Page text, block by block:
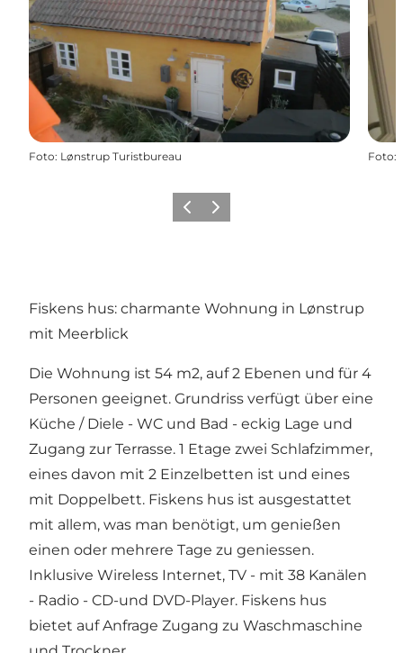
Foto: Lønstrup Turistbureau Foto:
ZurückWeiter
Fiskens hus: charmante Wohnung in Lønstrup
mit Meerblick
Die Wohnung ist 54 m2, auf 2 Ebenen und für 4
Personen geeignet. Grundriss verfügt über eine
Küche / Diele - WC und Bad - eckig Lage und
Zugang zur Terrasse. 1 Etage zwei Schlafzimmer,
eines davon mit 2 Einzelbetten ist und eines
mit Doppelbett. Fiskens hus ist ausgestattet
mit allem, was man benötigt, um genießen
einen oder mehrere Tage zu geniessen.
Inklusive Wireless Internet, TV - mit 38 Kanälen
- Radio - CD-und DVD-Player. Fiskens hus
bietet auf Anfrage Zugang zu Waschmaschine